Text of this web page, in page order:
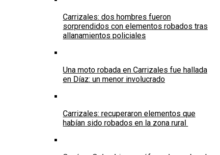
Carrizales: dos hombres fueron
sorprendidos con elementos robados tras
allanamientos policiales
Una moto robada en Carrizales fue hallada
en Díaz: un menor involucrado
Carrizales: recuperaron elementos que
habían sido robados en la zona rural